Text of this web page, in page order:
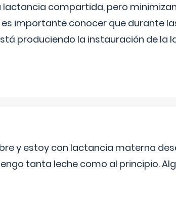
lactancia compartida, pero
importante conocer que durante
produciendo la instauración de la
y estoy con lactancia materna
tanta leche como al principio.